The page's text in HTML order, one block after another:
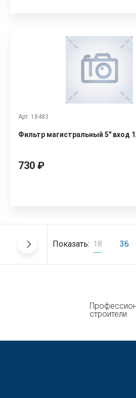
Арт. 18483
Фильтр магистральный 5" вход
730 ₽
Показать: 18 36
строители